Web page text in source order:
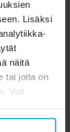
Lisäksi
näitä
tai joita on
Voit
-
8 kpl
€
€